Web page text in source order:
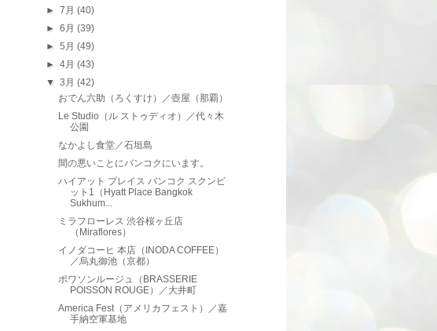
►7月(40)
►6月(39)
►5月(49)
►4月(43)
▼3月(42)
おでん六助（ろくすけ）／壺屋（那覇）
Le Studio（ル ストゥディオ）／代々木
公園
なかよし食堂／石垣島
間の悪いことにバンコクにいます。
ハイアット プレイス バンコク スクンビ
ット1（Hyatt Place Bangkok
Sukhum...
ミラフローレス 渋谷桜ヶ丘店
（Miraflores）
イノダコーヒ 本店（INODA COFFEE）
／烏丸御池（京都）
ポワソンルージュ（BRASSERIE
POISSON ROUGE）／大井町
America Fest（アメリカフェスト）／嘉
手納空軍基地